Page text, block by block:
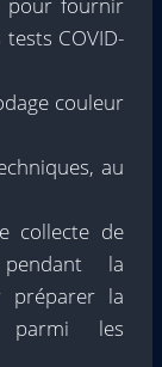
COVID-
couleur
au
collecte de
la
préparer la
parmi les